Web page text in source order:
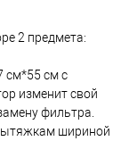
2 предмета:
см*55 см с
изменит свой
фильтра.
шириной